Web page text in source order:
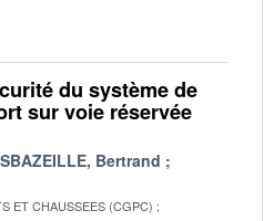
du système de
sur voie réservée
Bertrand
ET CHAUSSEES (CGPC)